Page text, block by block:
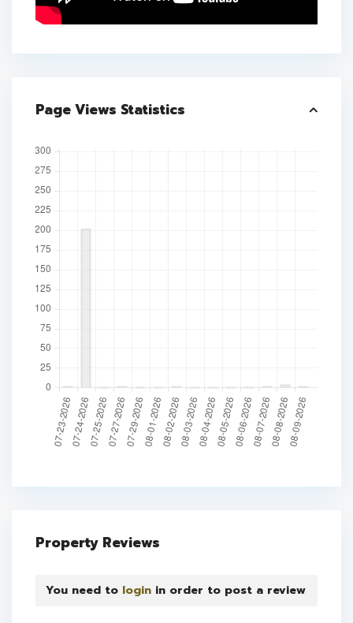
Page Views Statistics
Property Reviews
You need to login in order to post a review